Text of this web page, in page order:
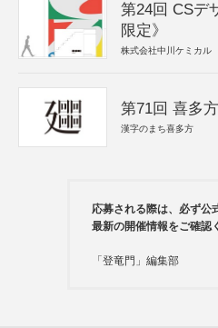
第24回 CSデ
限定》
株式会社中川ケミカル
第71回 喜多
漢字のまち喜多方
応募される際は、必ず公
最新の開催情報をご確認
「登竜門」編集部